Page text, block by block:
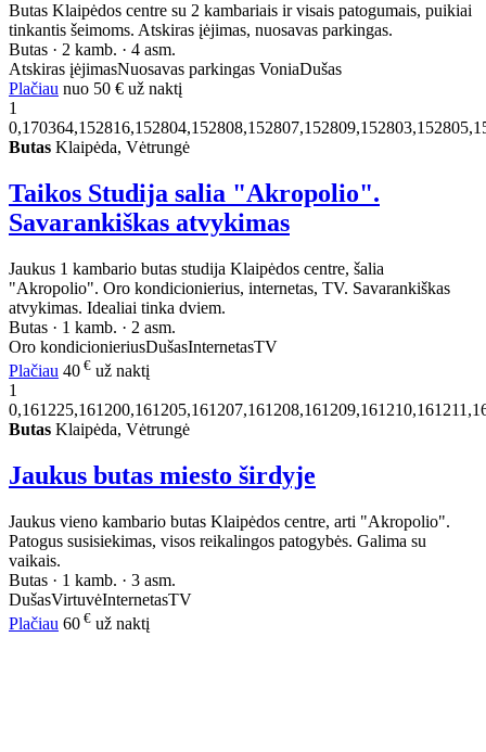
Butas Klaipėdos centre su 2 kambariais ir visais patogumais, puikiai
tinkantis šeimoms. Atskiras įėjimas, nuosavas parkingas.
Butas · 2 kamb. · 4 asm.
Atskiras įėjimasNuosavas parkingas VoniaDušas
Plačiau nuo 50 € už naktį
1
Butas Klaipėda, Vėtrungė
Taikos Studija salia "Akropolio".
Savarankiškas atvykimas
Jaukus 1 kambario butas studija Klaipėdos centre, šalia
"Akropolio". Oro kondicionierius, internetas, TV. Savarankiškas
atvykimas. Idealiai tinka dviem.
Butas · 1 kamb. · 2 asm.
Oro kondicionieriusDušasInternetasTV
Plačiau 40 € už naktį
1
Butas Klaipėda, Vėtrungė
Jaukus butas miesto širdyje
Jaukus vieno kambario butas Klaipėdos centre, arti "Akropolio".
Patogus susisiekimas, visos reikalingos patogybės. Galima su
vaikais.
Butas · 1 kamb. · 3 asm.
DušasVirtuvėInternetasTV
Plačiau 60 € už naktį